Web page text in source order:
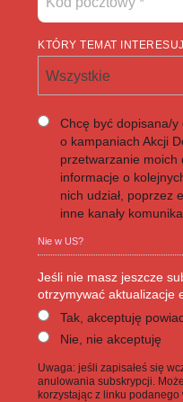
KTÓRY TEMAT
Wszystkie
Chcę być dopisana/
o kampaniach Akcji
przetwarzanie moich
informacje o
nich udział, poprzez
inne kanały
Nie wUS?
Jeśli nie masz jeszcze
otrzymywać aktualizacje
Tak, akceptuję
Nie, nie akceptuję
Uwaga: jeśli zapisałeś się
anulowania subskrypcji.
korzystając z linku